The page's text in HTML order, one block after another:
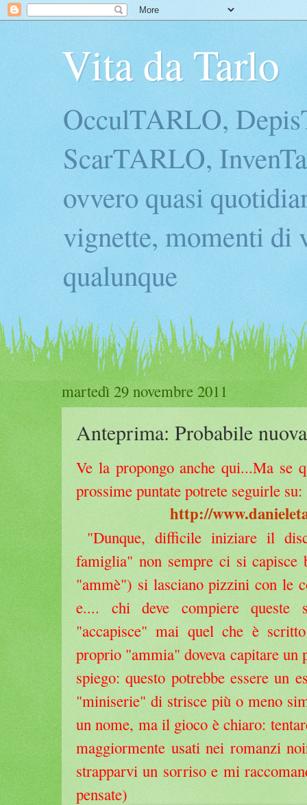
Vita da Tarlo
OcculTARLO,
ScarTARLO,
ovvero quasi
vignette, momenti di
qualunque
martedì 29 novembre 2011
Anteprima: Probabile
Ve la propongo anche qui...Ma se
prossime puntate potrete seguirle su:
http://
"Dunque, difficile iniziare il
famiglia" non sempre ci si capisce
"ammè") si lasciano pizzini con le
e.... chi deve compiere queste
"accapisce" mai quel che è
proprio "ammia" doveva capitare
spiego: questo potrebbe essere un
"miniserie" di strisce più o meno
un nome, ma il gioco è chiaro:
maggiormente usati nei romanzi
strapparvi un sorriso e mi
pensate)